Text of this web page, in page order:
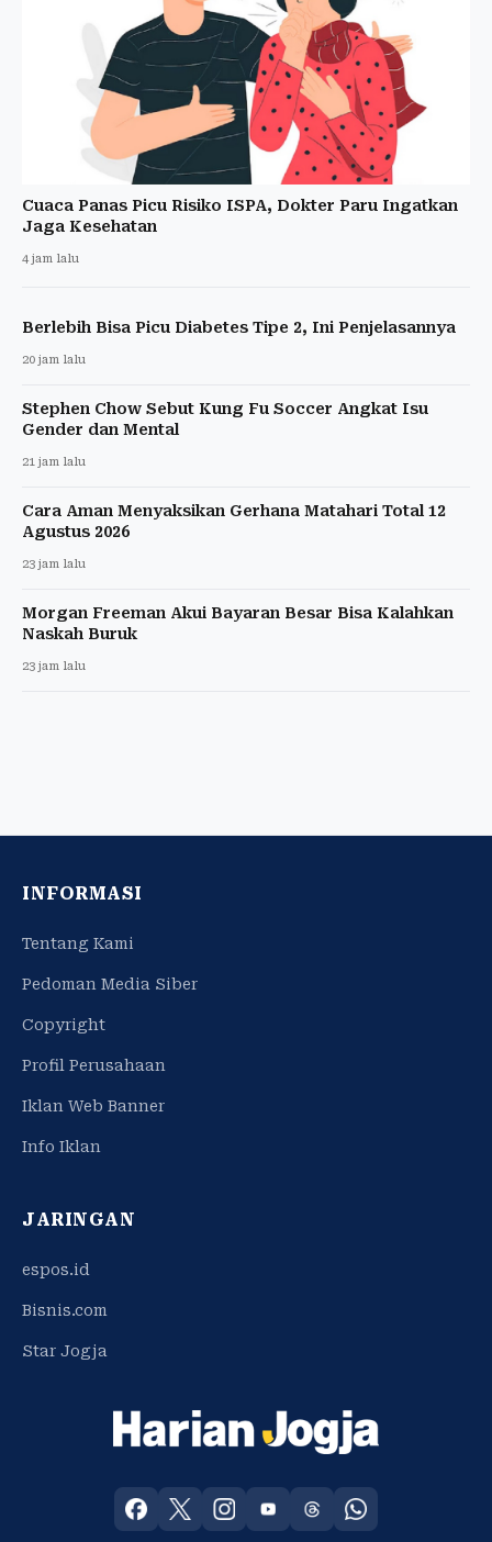
Cuaca Panas Picu Risiko ISPA, Dokter Paru Ingatkan
Jaga Kesehatan
4 jam lalu
Berlebih Bisa Picu Diabetes Tipe 2, Ini Penjelasannya
20 jam lalu
Stephen Chow Sebut Kung Fu Soccer Angkat Isu
Gender dan Mental
21 jam lalu
Cara Aman Menyaksikan Gerhana Matahari Total 12
Agustus 2026
23 jam lalu
Morgan Freeman Akui Bayaran Besar Bisa Kalahkan
Naskah Buruk
23 jam lalu
INFORMASI
Tentang Kami
Pedoman Media Siber
Copyright
Profil Perusahaan
Iklan Web Banner
Info Iklan
JARINGAN
espos.id
Bisnis.com
Star Jogja